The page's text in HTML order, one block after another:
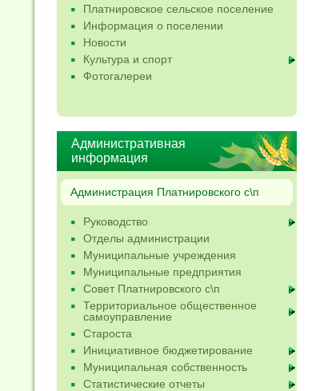
Платнировское сельское поселение
Информация о поселении
Новости
Культура и спорт
Фотогалереи
Административная
информация
Администрация Платнировского с\п
Руководство
Отделы администрации
Муниципальные учреждения
Муниципальные предприятия
Совет Платнировского с\п
Территориальное общественное
самоуправление
Староста
Инициативное бюджетирование
Муниципальная собственность
Статистические отчеты